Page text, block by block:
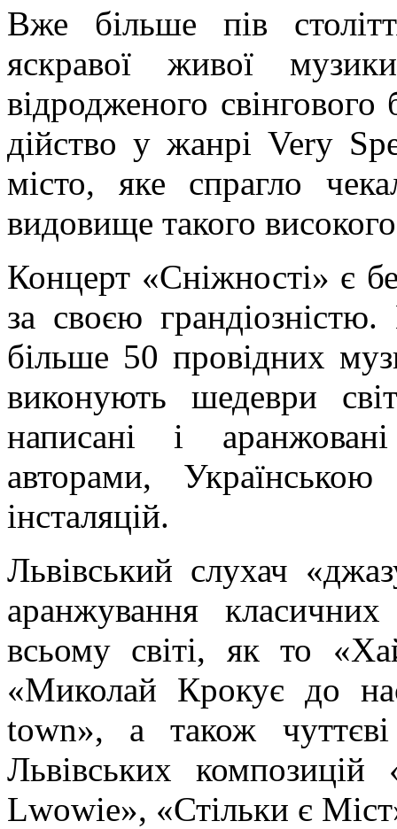
Вже більше пів
яскравої живої
відродженого
дійство у жанрі Very
місто, яке спрагло
видовище такого
Концерт «Сніжності» є
за своєю
більше 50 провідних
виконують шедеври
написані і
авторами,
інсталяцій.
Львівський слухач
аранжування
всьому світі, як то
«Миколай Крокує до
town», а також
Львівських
Lwowie», «Стільки є